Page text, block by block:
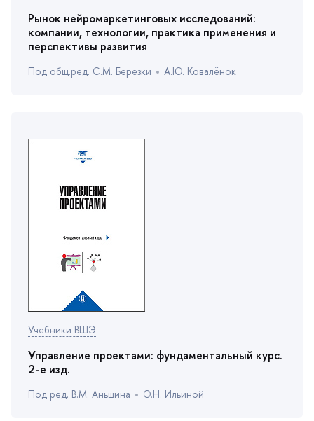
Рынок нейромаркетинговых исследований:
компании, технологии, практика применения и
перспективы развития
Под общ.ред. С.М. Березки А.Ю. Ковалёнок
Учебники ВШЭ
Управление проектами: фундаментальный курс.
2-е изд.
Под ред. В.М. Аньшина О.Н. Ильиной